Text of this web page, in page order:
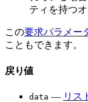
ティを持つ
この要求パラメー
こともできます。
戻り値
data — リス